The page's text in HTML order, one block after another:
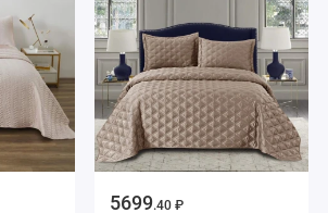
5699.40 ₽